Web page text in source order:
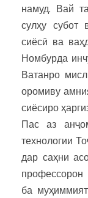
намуд. Вай
сулҳу субот
сиёсӣ ва
Номбурда
Ватанро
оромиву
сиёсиро
Пас аз
технологии
дар саҳни
профессорон
ба